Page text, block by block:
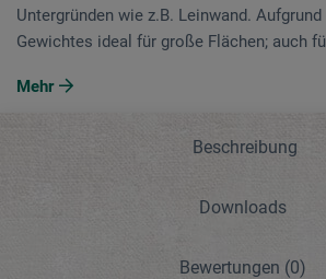
Untergründen wie z.B. Leinwand.
Gewichtes ideal für große Flächen; auch
Mehr
Beschreibung
Downloads
Bewertungen (0)